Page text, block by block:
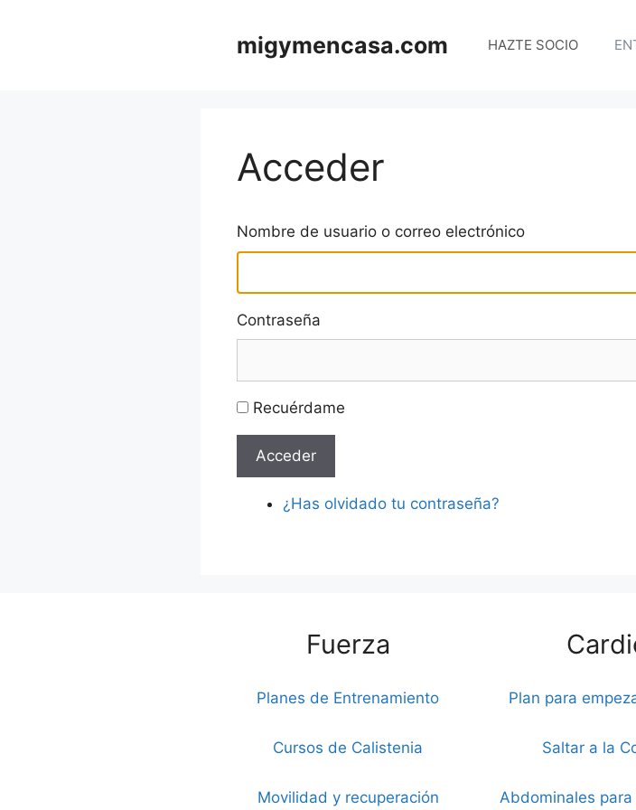
migymencasa.com HAZTE SOCIO
Acceder
Nombre de usuario o correo electrónico
Contraseña
Recuérdame
Acceder
¿Has olvidado tu contraseña?
Fuerza
Planes de Entrenamiento
Cursos de Calistenia
Movilidad y recuperación
Plan para
Saltar a la
Abdominales